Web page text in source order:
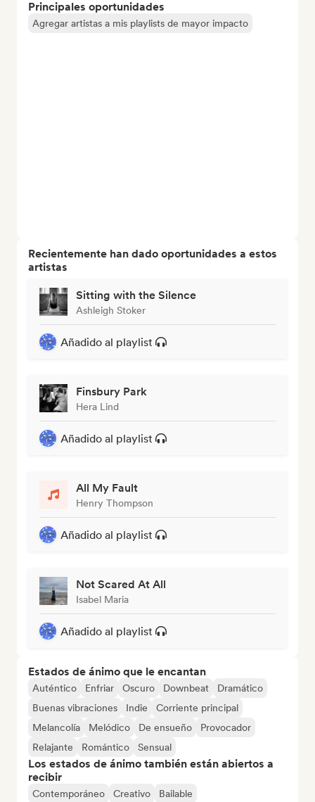
Principales oportunidades
Agregar artistas a mis playlists de mayor impacto
Recientemente han dado oportunidades a estos
artistas
Sitting with the Silence
Ashleigh Stoker
Añadido al playlist
Finsbury Park
Hera Lind
Añadido al playlist
All My Fault
Henry Thompson
Añadido al playlist
Not Scared At All
Isabel Maria
Añadido al playlist
Estados de ánimo que le encantan
Auténtico Enfriar Oscuro Downbeat
Dramático
Buenas vibraciones
Indie
Corriente principal
Melancolía
Melódico De ensueño
Provocador
Relajante
Romántico Sensual
Los estados de ánimo también están abiertos a
recibir
Contemporáneo Creativo Bailable